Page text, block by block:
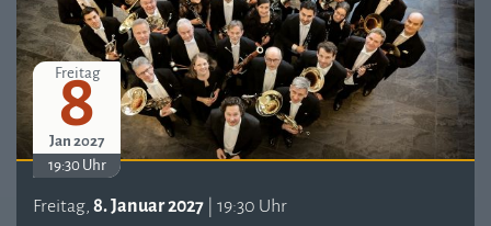
Freitag
8
Jan 2027
19:30 Uhr
Freitag, 8. Januar 2027 | 19:30 Uhr